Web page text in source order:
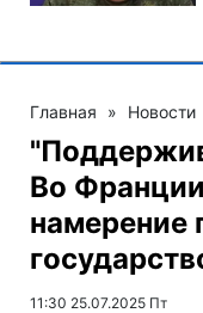
Главная » Новости
Во
намерение
11:30 25.07.2025 Пт